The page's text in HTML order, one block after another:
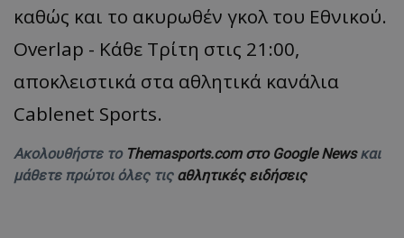
καθώς και το ακυρωθέν γκολ του Εθνικού.
Overlap - Κάθε Τρίτη στις 21:00,
αποκλειστικά στα αθλητικά κανάλια
Cablenet Sports.
Ακολουθήστε το Themasports.com στο Google Newsκαι
μάθετε πρώτοι όλες τις αθλητικές ειδήσεις